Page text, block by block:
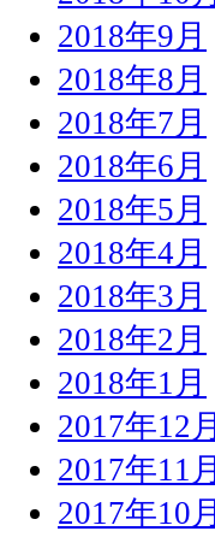
2018年9月
2018年8月
2018年7月
2018年6月
2018年5月
2018年4月
2018年3月
2018年2月
2018年1月
2017年12月
2017年11月
2017年10月